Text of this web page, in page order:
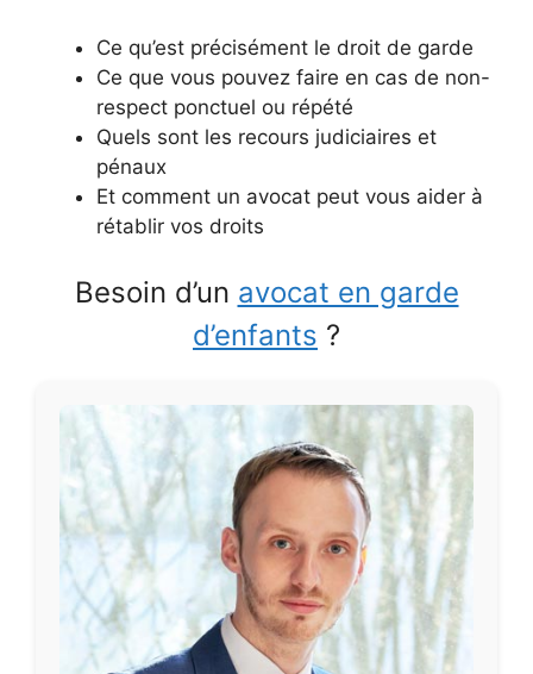
Ce qu’est précisément le droit de garde
Ce que vous pouvez faire en cas de non-
respect ponctuel ou répété
Quels sont les recours judiciaires et
pénaux
Et comment un avocat peut vous aider à
rétablir vos droits
Besoin d’un avocat en garde
d’enfants ?